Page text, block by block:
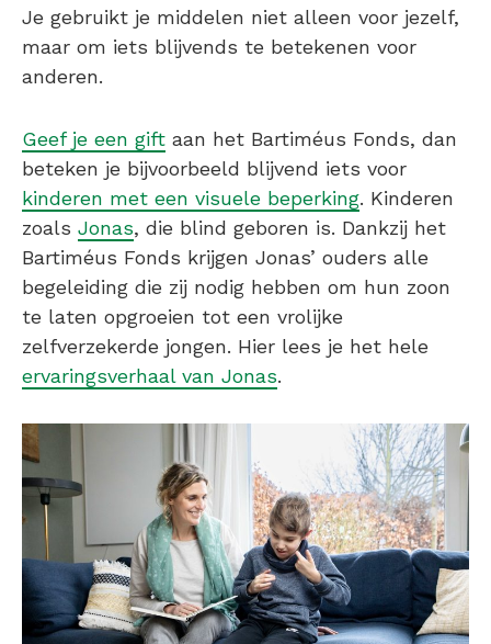
Je gebruikt je middelen niet alleen voor jezelf,
maar om iets blijvends te betekenen voor
anderen.
Geef je een gift aan het Bartiméus Fonds, dan
beteken je bijvoorbeeld blijvend iets voor
kinderen met een visuele beperking. Kinderen
zoals Jonas, die blind geboren is. Dankzij het
Bartiméus Fonds krijgen Jonas’ ouders alle
begeleiding die zij nodig hebben om hun zoon
te laten opgroeien tot een vrolijke
zelfverzekerde jongen. Hier lees je het hele
ervaringsverhaal van Jonas.